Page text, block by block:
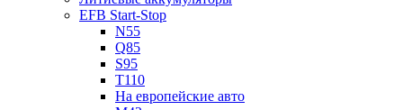
EFB Start-Stop
N55
Q85
S95
T110
На европейские авто